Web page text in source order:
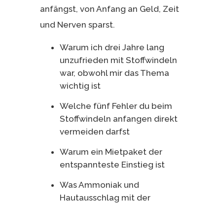
anfängst, von Anfang an Geld, Zeit
und Nerven sparst.
Warum ich drei Jahre lang
unzufrieden mit Stoffwindeln
war, obwohl mir das Thema
wichtig ist
Welche fünf Fehler du beim
Stoffwindeln anfangen direkt
vermeiden darfst
Warum ein Mietpaket der
entspannteste Einstieg ist
Was Ammoniak und
Hautausschlag mit der